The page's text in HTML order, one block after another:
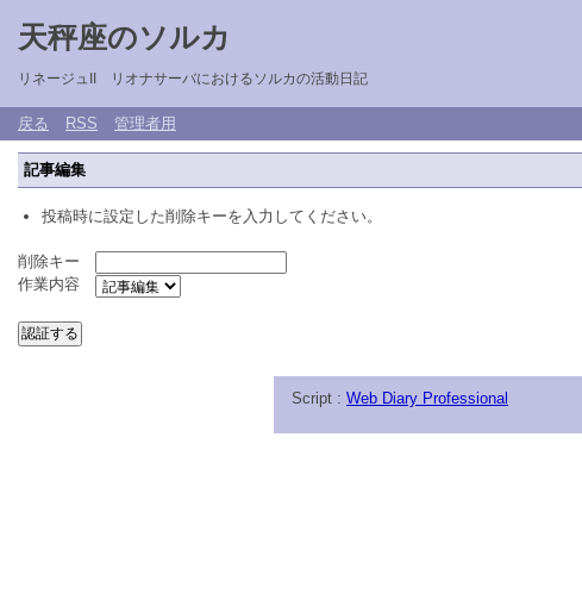
天秤座のソルカ
リネージュII リオナサーバにおけるソルカの活動日記
戻る RSS 管理者用
記事編集
投稿時に設定した削除キーを入力してください。
削除キー
作業内容
Script : Web Diary Professional